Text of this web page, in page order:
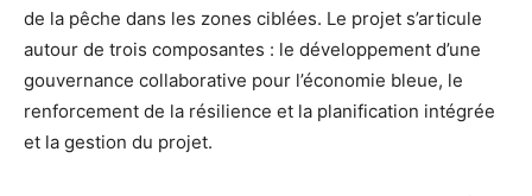
de la pêche dans les zones ciblées. Le projet s’articule
autour de trois composantes : le développement d’une
gouvernance collaborative pour l’économie bleue, le
renforcement de la résilience et la planification intégrée
et la gestion du projet.